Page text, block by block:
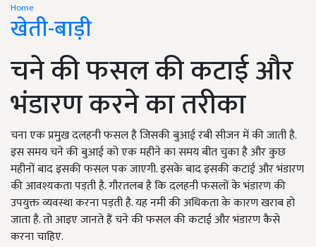
Home
खेती-बाड़ी
चने की फसल की कटाई और
भंडारण करने का तरीका
चना एक प्रमुख दलहनी फसल है जिसकी बुआई रबी सीजन में की जाती है.
इस समय चने की बुआई को एक महीने का समय बीत चुका है और कुछ
महीनों बाद इसकी फसल पक जाएगी. इसके बाद इसकी कटाई और भंडारण
की आवश्यकता पड़ती है. गौरतलब है कि दलहनी फसलों के भंडारण की
उपयुक्त व्यवस्था करना पड़ती है. यह नमी की अधिकता के कारण खराब हो
जाता है. तो आइए जानते हैं चने की फसल की कटाई और भंडारण कैसे
करना चाहिए.